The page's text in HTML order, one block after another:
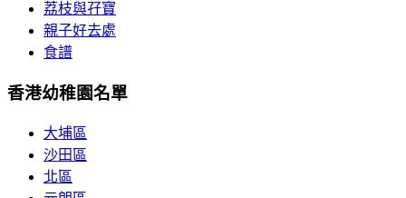
荔枝與孖寶
親子好去處
食譜
香港幼稚園名單
大埔區
沙田區
北區